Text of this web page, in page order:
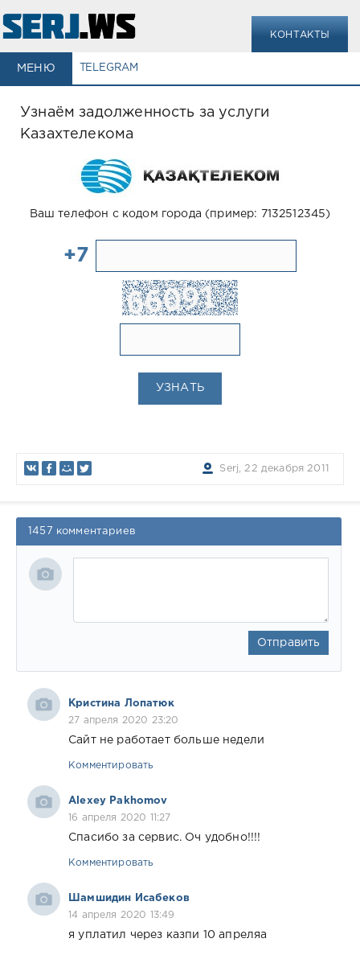
КОНТАКТЫ
МЕНЮ TELEGRAM
Узнаём задолженность за услуги
Казахтелекома
Ваш телефон с кодом города (пример: 7132512345)
+7
УЗНАТЬ
Serj, 22 декабря 2011
1457 комментариев
Отправить
Кристина Лопатюк
27 апреля 2020 23:20
Сайт не работает больше недели
Комментировать
Alexey Pakhomov
16 апреля 2020 11:27
Спасибо за сервис. Оч удобно!!!!
Комментировать
Шамшидин Исабеков
14 апреля 2020 13:49
я уплатил через казпи 10 апреляа